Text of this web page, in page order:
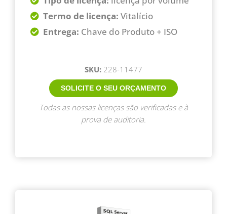
Termo de licença: Vitalício
Entrega: Chave do Produto + ISO
SKU: 228-11477
SOLICITE O SEU ORÇAMENTO
Todas as nossas licenças são verificadas e à
prova de auditoria.